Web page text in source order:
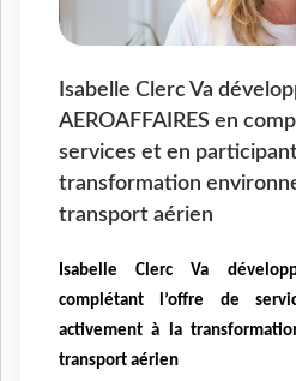
Isabelle Clerc Va
AEROAFFAIRES en
services et en
transformation
transport aérien
Isabelle Clerc Va
complétant l’offre de
activement à la
transport aérien